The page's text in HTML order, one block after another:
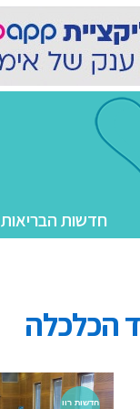
חדשות הבריאות
הכלכלה
חדשות רוו